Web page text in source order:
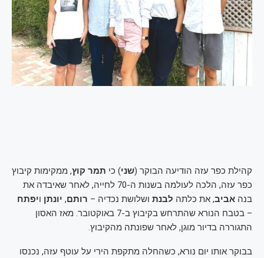
קהילת כפר עזה הודיעה הבוקר (שני) כי תמר קוץ, ממקימות קיבוץ
כפר עזה, הלכה לעולמה בשנות ה-70 לחייה, לאחר שאיבדה את
בנה אביב, את כלתה לבנת ושלושת נכדיה – רותם, יונתן ויפתח
– בטבח הנורא שהתרחש בקיבוץ ב-7 באוקטובר. מאז האסון
התגוררה בדיור מוגן, לאחר שפונתה מהקיבוץ.
בבוקר אותו יום נורא, כשהחלה מתקפת הירי על עוטף עזה, נכנסו